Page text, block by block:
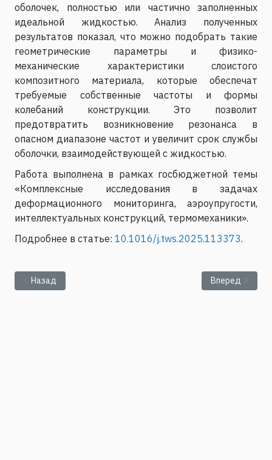
оболочек, полностью или частично заполненных
идеальной жидкостью. Анализ полученных
результатов показал, что можно подобрать такие
геометрические параметры и физико-
механические характеристики слоистого
композитного материала, которые обеспечат
требуемые собственные частоты и формы
колебаний конструкции. Это позволит
предотвратить возникновение резонанса в
опасном диапазоне частот и увеличит срок службы
оболочки, взаимодействующей с жидкостью.
Работа выполнена в рамках госбюджетной темы
«Комплексные исследования в задачах
деформационного мониторинга, аэроупругости,
интеллектуальных конструкций, термомеханики».
Подробнее в статье: 10.1016/j.tws.2025.113373.
Предыдущий: Подведены итоги конкурcа РНФ
Назад Следующий:
Вперед